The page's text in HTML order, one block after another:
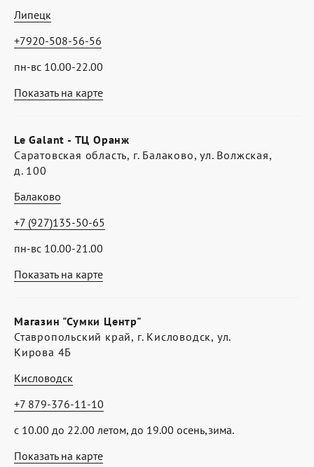
Показать на карте
Липецк
пн-вс 10.00-22.00
+7920-508-56-56
Показать на карте
Le Galant - ТЦ Оранж
Саратовская область, г. Балаково, ул. Волжская,
д. 100
Балаково
пн-вс 10.00-21.00
+7 (927)135-50-65
Показать на карте
Магазин "Сумки Центр"
Ставропольский край, г. Кисловодск, ул.
Кирова 4Б
Кисловодск
с 10.00 до 22.00 летом, до 19.00 осень,зима.
+7 879-376-11-10